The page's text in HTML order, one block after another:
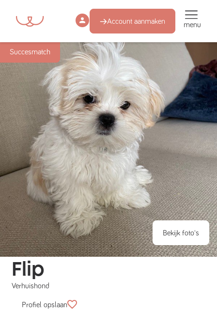
Account aanmaken menu
Succesmatch
Bekijk foto's
Flip
Verhuishond
Profiel opslaan